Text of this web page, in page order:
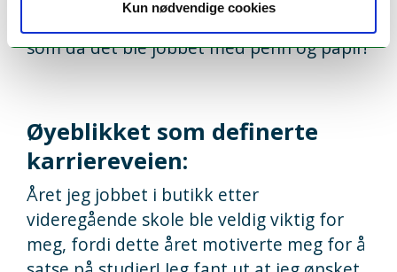
Kun nødvendige cookies
på data – med de samme begrensningene
som da det ble jobbet med penn og papir!
Øyeblikket som definerte
karriereveien:
Året jeg jobbet i butikk etter
videregående skole ble veldig viktig for
meg, fordi dette året motiverte meg for å